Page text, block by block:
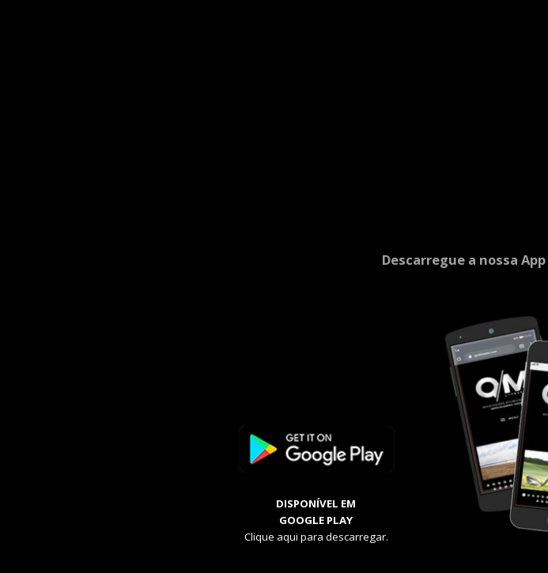
Descarregue a nossa
DISPONÍVEL EM
GOOGLE PLAY
Clique aqui para descarregar.